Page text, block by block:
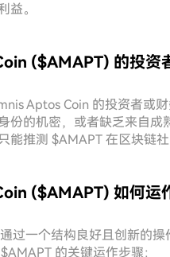
益。
($AMAPT) 的投资
Aptos Coin 的投资者或
份的机密，或者缺乏来自
能推测 $AMAPT 在区块链
($AMAPT) 如何运
过一个结构良好且创新的
的关键运作步骤：